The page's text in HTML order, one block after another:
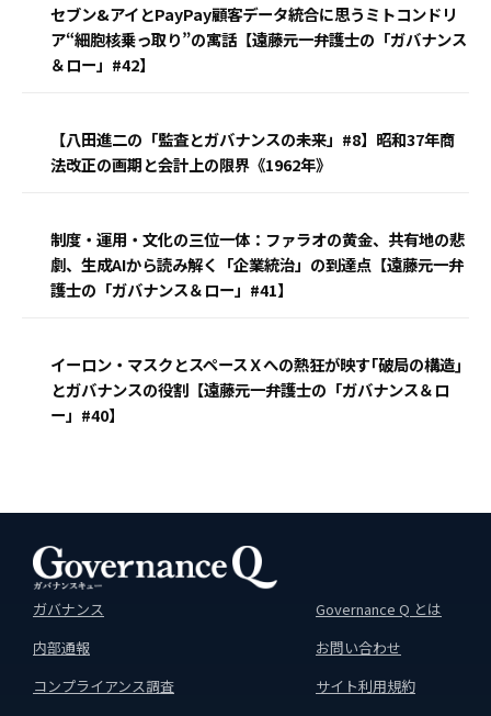
セブン&アイとPayPay顧客データ統合に思うミトコンドリ
ア“細胞核乗っ取り”の寓話【遠藤元一弁護士の「ガバナンス
＆ロー」#42】
【八田進二の「監査とガバナンスの未来」#8】昭和37年商
法改正の画期と会計上の限界《1962年》
制度・運用・文化の三位一体：ファラオの黄金、共有地の悲
劇、生成AIから読み解く「企業統治」の到達点【遠藤元一弁
護士の「ガバナンス＆ロー」#41】
イーロン・マスクとスペースＸへの熱狂が映す｢破局の構造｣
とガバナンスの役割【遠藤元一弁護士の「ガバナンス＆ロ
ー」#40】
ガバナンス
内部通報
コンプライアンス調査
Governance Q とは
お問い合わせ
サイト利用規約